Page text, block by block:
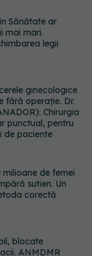
ginecologice
operație. Dr.
Chirurgia
punctual, pentru
de femei
sutien. Un
corectă
blocate
ANMDMR
măsura
pentru